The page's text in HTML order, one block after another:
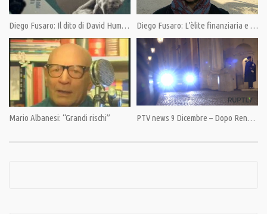
Diego Fusaro: Il dito di David Hume. Paradossi liberisti Diego Fusaro: L’èlite finanziaria e il nuovo conflitto di classe post-1989
Mario Albanesi: “Grandi rischi” PTV news 9 Dicembre – Dopo Renzi: Chi, cosa, come